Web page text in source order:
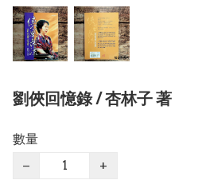
劉俠回憶錄 / 杏林子 著
數量
−
+